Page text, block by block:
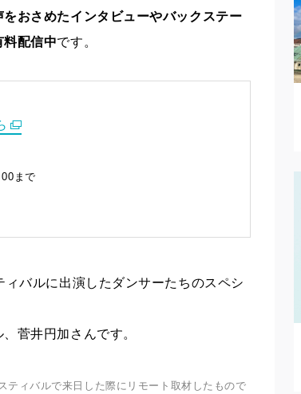
おさめたインタビューやバックステー
料配信中です。
まで
バルに出演したダンサーたちのスペシ
菅井円加さんです。
ィバルで来日した際にリモート取材したもので